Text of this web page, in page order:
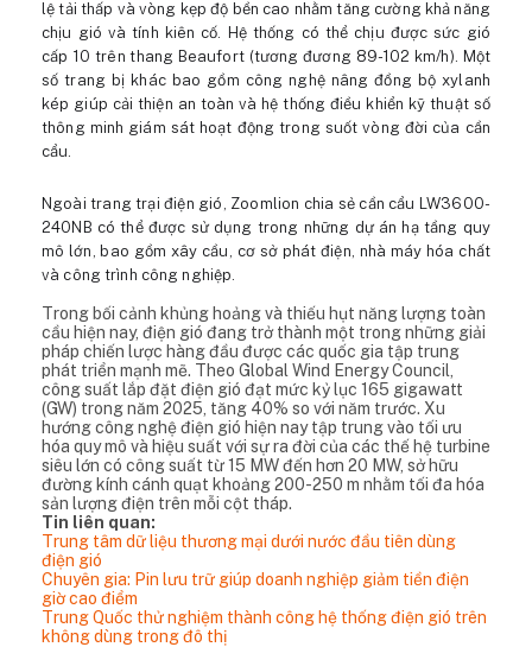
lệ tải thấp và vòng kẹp độ bền cao nhằm tăng cường khả năng
chịu gió và tính kiên cố. Hệ thống có thể chịu được sức gió
cấp 10 trên thang Beaufort (tương đương 89-102 km/h). Một
số trang bị khác bao gồm công nghệ nâng đồng bộ xylanh
kép giúp cải thiện an toàn và hệ thống điều khiển kỹ thuật số
thông minh giám sát hoạt động trong suốt vòng đời của cần
cẩu.
Ngoài trang trại điện gió, Zoomlion chia sẻ cần cẩu LW3600-
240NB có thể được sử dụng trong những dự án hạ tầng quy
mô lớn, bao gồm xây cầu, cơ sở phát điện, nhà máy hóa chất
và công trình công nghiệp.
Trong bối cảnh khủng hoảng và thiếu hụt năng lượng toàn
cầu hiện nay, điện gió đang trở thành một trong những giải
pháp chiến lược hàng đầu được các quốc gia tập trung
phát triển mạnh mẽ. Theo Global Wind Energy Council,
công suất lắp đặt điện gió đạt mức kỷ lục 165 gigawatt
(GW) trong năm 2025, tăng 40% so với năm trước. Xu
hướng công nghệ điện gió hiện nay tập trung vào tối ưu
hóa quy mô và hiệu suất với sự ra đời của các thế hệ turbine
siêu lớn có công suất từ 15 MW đến hơn 20 MW, sở hữu
đường kính cánh quạt khoảng 200-250 m nhằm tối đa hóa
sản lượng điện trên mỗi cột tháp.
Tin liên quan:
Trung tâm dữ liệu thương mại dưới nước đầu tiên dùng
điện gió
Chuyên gia: Pin lưu trữ giúp doanh nghiệp giảm tiền điện
giờ cao điểm
Trung Quốc thử nghiệm thành công hệ thống điện gió trên
không dùng trong đô thị